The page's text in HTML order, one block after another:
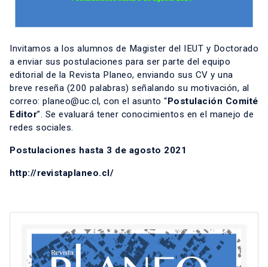
Invitamos a los alumnos de Magister del IEUT y Doctorado
a enviar sus postulaciones para ser parte del equipo
editorial de la Revista Planeo, enviando sus CV y una
breve reseña (200 palabras) señalando su motivación, al
correo: planeo@uc.cl, con el asunto “Postulación Comité
Editor”. Se evaluará tener conocimientos en el manejo de
redes sociales.
Postulaciones hasta 3 de agosto 2021
http://revistaplaneo.cl/